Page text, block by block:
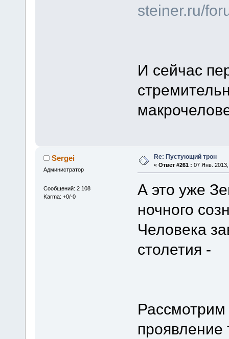
steiner.ru/
И сейчас
Sergei
Администратор
Сообщений: 2 108
Karma: +0/-0
Re: Пустующий трон
« Ответ #261 : 07 Янв.
А это уже
ночного
Человека
столетия -
Рассмотрим
проявление